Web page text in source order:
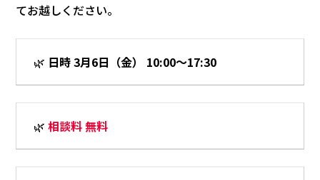
てお越しください。
🌿 日時 3月6日（金） 10:00～17:30
🌿 相談料 無料